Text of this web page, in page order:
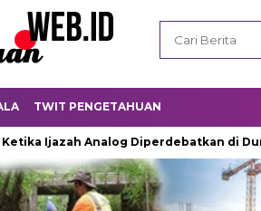
TWIT PENGETAHUAN
Analog Diperdebatkan di Dunia